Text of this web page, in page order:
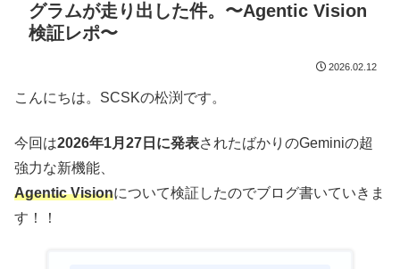
グラムが走り出した件。〜Agentic Vision
検証レポ〜
2026.02.12
こんにちは。SCSKの松渕です。
今回は2026年1月27日に発表されたばかりのGeminiの超
強力な新機能、
Agentic Visionについて検証したのでブログ書いていきま
す！！